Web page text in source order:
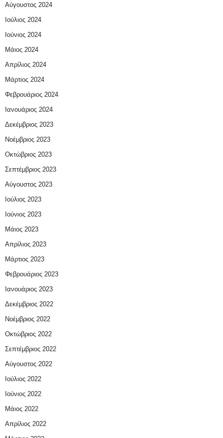
Αύγουστος 2024
Ιούλιος 2024
Ιούνιος 2024
Μάιος 2024
Απρίλιος 2024
Μάρτιος 2024
Φεβρουάριος 2024
Ιανουάριος 2024
Δεκέμβριος 2023
Νοέμβριος 2023
Οκτώβριος 2023
Σεπτέμβριος 2023
Αύγουστος 2023
Ιούλιος 2023
Ιούνιος 2023
Μάιος 2023
Απρίλιος 2023
Μάρτιος 2023
Φεβρουάριος 2023
Ιανουάριος 2023
Δεκέμβριος 2022
Νοέμβριος 2022
Οκτώβριος 2022
Σεπτέμβριος 2022
Αύγουστος 2022
Ιούλιος 2022
Ιούνιος 2022
Μάιος 2022
Απρίλιος 2022